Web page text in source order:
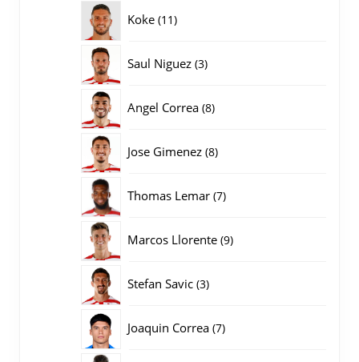
Koke 1111
Saul Niguez 33
Angel Correa 88
Jose Gimenez 88
Thomas Lemar 77
Marcos Llorente 99
Stefan Savic 33
Joaquin Correa 77